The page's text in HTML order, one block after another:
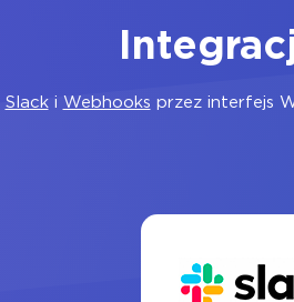
Slacki Webhooks przez interfejs